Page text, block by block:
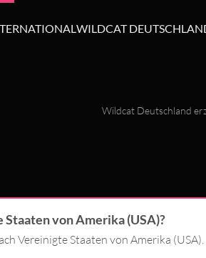
WILDCAT
Wildcat Deutschland
von Amerika (USA)?
Vereinigte Staaten von Amerika